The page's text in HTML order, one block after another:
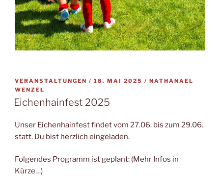
VERANSTALTUNGEN / VERÖFFENTLICHT
18. MAI 2025 / NATHANAEL
WENZEL
Eichenhainfest 2025
Unser Eichenhainfest findet vom 27.06. bis zum 29.06.
statt. Du bist herzlich eingeladen.
Folgendes Programm ist geplant: (Mehr Infos in
Kürze…)